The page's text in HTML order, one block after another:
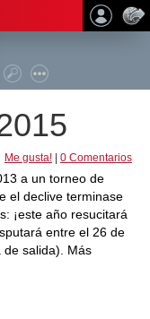
Me gusta! 0 Comentarios
a un torneo de
el declive terminase
¡este año resucitará
entre el 26 de
salida). Más